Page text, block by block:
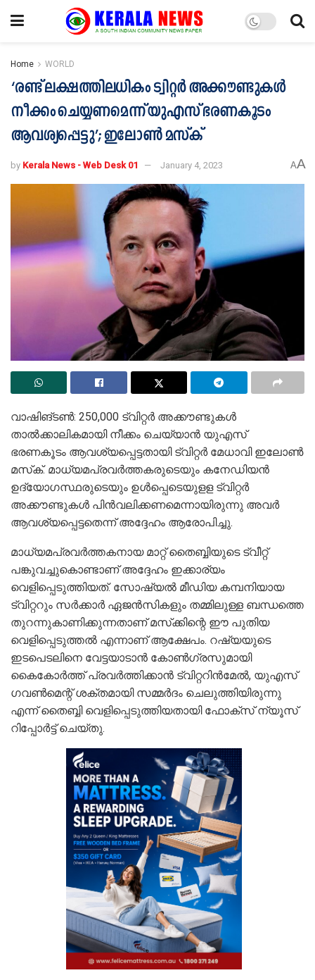
Home WORLD
‘രണ്ട് ലക്ഷത്തിലധികം ട്വിറ്റര്‍ അക്കൗണ്ടുകള്‍
നീക്കം ചെയ്യണമെന്ന് യുഎസ് ഭരണകൂടം
ആവശ്യപ്പെട്ടു’; ഇലോണ്‍ മസ്‌ക്
by Kerala News - Web Desk 01 January 4, 2023 AA
വാഷിങ്ടണ്‍: 250,000 ട്വിറ്റര്‍ അക്കൗണ്ടുകള്‍
താല്‍ക്കാലികമായി നീക്കം ചെയ്യാന്‍ യുഎസ്
ഭരണകൂടം ആവശ്യപ്പെട്ടതായി ട്വിറ്റര്‍ മേധാവി ഇലോണ്‍
മസ്‌ക്. മാധ്യമപ്രവര്‍ത്തകരുടെയും കനേഡിയന്‍
ഉദ്യോഗസ്ഥരുടെയും ഉള്‍പ്പെടെയുളള ട്വിറ്റര്‍
അക്കൗണ്ടുകള്‍ പിന്‍വലിക്കണമെന്നായിരുന്നു അവര്‍
ആവശ്യപ്പെട്ടതെന്ന് അദ്ദേഹം ആരോപിച്ചു.
മാധ്യമപ്രവര്‍ത്തകനായ മാറ്റ് തൈബ്ബിയുടെ ട്വീറ്റ്
പങ്കുവച്ചുകൊണ്ടാണ് അദ്ദേഹം ഇക്കാര്യം
വെളിപ്പെടുത്തിയത്. സോഷ്യല്‍ മീഡിയ കമ്പനിയായ
ട്വിറ്ററും സര്‍ക്കാര്‍ ഏജന്‍സികളും തമ്മിലുള്ള ബന്ധത്തെ
തുറന്നുകാണിക്കുന്നതാണ് മസ്‌ക്കിന്റെ ഈ പുതിയ
വെളിപ്പെടുത്തല്‍ എന്നാണ് ആക്ഷേപം. റഷ്യയുടെ
ഇടപെടലിനെ വേട്ടയാടാന്‍ കോണ്‍ഗ്രസുമായി
കൈകോര്‍ത്ത് പ്രവര്‍ത്തിക്കാന്‍ ട്വിറ്ററിന്‍മേല്‍, യുഎസ്
ഗവണ്‍മെന്റ് ശക്തമായി സമ്മര്‍ദം ചെലുത്തിയിരുന്നു
എന്ന് തൈബ്ബി വെളിപ്പെടുത്തിയതായി ഫോക്‌സ് ന്യൂസ്
റിപ്പോര്‍ട്ട് ചെയ്തു.